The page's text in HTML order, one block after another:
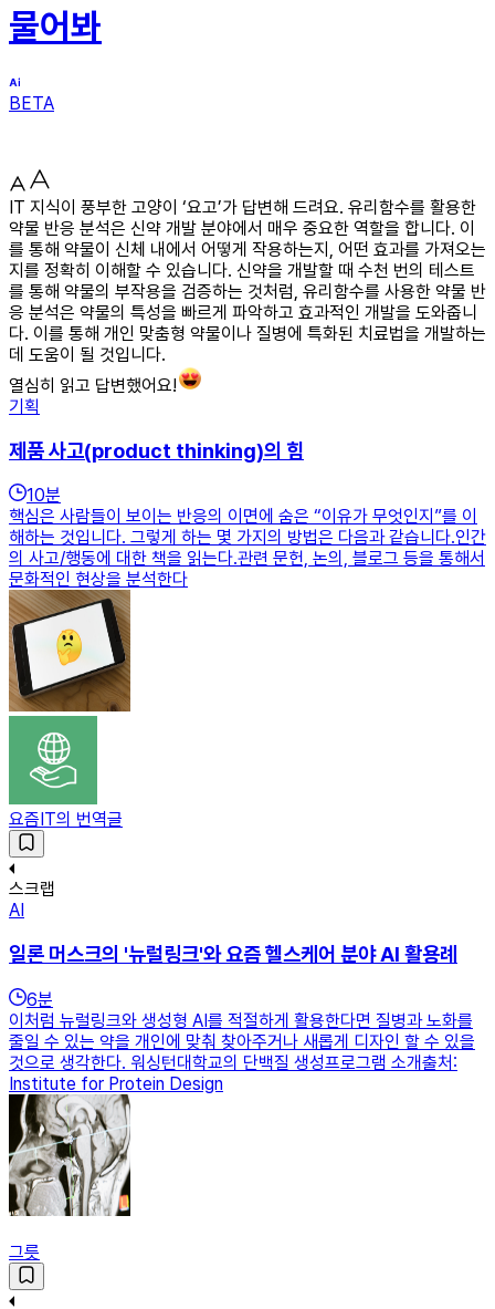
물어봐
BETA
IT 지식이 풍부한 고양이 ‘요고’가 답변해 드려요. 유리함수를 활용한
약물 반응 분석은 신약 개발 분야에서 매우 중요한 역할을 합니다. 이
를 통해 약물이 신체 내에서 어떻게 작용하는지, 어떤 효과를 가져오는
지를 정확히 이해할 수 있습니다. 신약을 개발할 때 수천 번의 테스트
를 통해 약물의 부작용을 검증하는 것처럼, 유리함수를 사용한 약물 반
응 분석은 약물의 특성을 빠르게 파악하고 효과적인 개발을 도와줍니
다. 이를 통해 개인 맞춤형 약물이나 질병에 특화된 치료법을 개발하는
데 도움이 될 것입니다.
열심히 읽고 답변했어요!
기획
제품 사고(product thinking)의 힘
10분
핵심은 사람들이 보이는 반응의 이면에 숨은 “이유가 무엇인지”를 이
해하는 것입니다. 그렇게 하는 몇 가지의 방법은 다음과 같습니다.인간
의 사고/행동에 대한 책을 읽는다.관련 문헌, 논의, 블로그 등을 통해서
문화적인 현상을 분석한다
요즘IT의 번역글
스크랩
AI
일론 머스크의 '뉴럴링크'와 요즘 헬스케어 분야 AI 활용례
6분
이처럼 뉴럴링크와 생성형 AI를 적절하게 활용한다면 질병과 노화를
줄일 수 있는 약을 개인에 맞춰 찾아주거나 새롭게 디자인 할 수 있을
것으로 생각한다. 워싱턴대학교의 단백질 생성프로그램 소개출처:
Institute for Protein Design
그릇